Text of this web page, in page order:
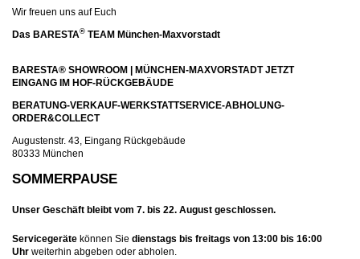
Wir freuen uns auf Euch
Das BARESTA® TEAM München-Maxvorstadt
BARESTA® SHOWROOM | MÜNCHEN-MAXVORSTADT JETZT
EINGANG IM HOF-RÜCKGEBÄUDE
BERATUNG-VERKAUF-WERKSTATTSERVICE-ABHOLUNG-
ORDER&COLLECT
Augustenstr. 43, Eingang Rückgebäude
80333 München
SOMMERPAUSE
Unser Geschäft bleibt vom 7. bis 22. August geschlossen.
Servicegeräte können Sie dienstags bis freitags von 13:00 bis 16:00
Uhr weiterhin abgeben oder abholen.